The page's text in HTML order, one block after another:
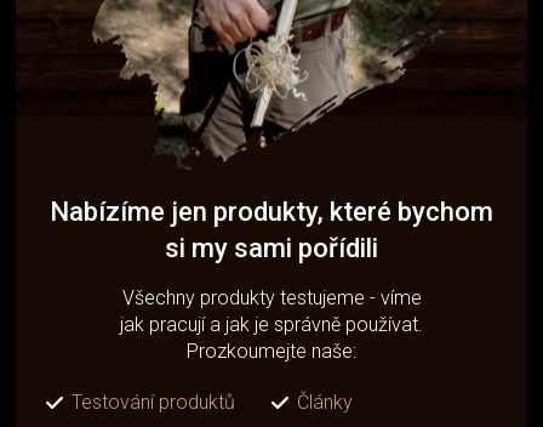
Nabízíme jen produkty, které bychom
si my sami pořídili
Všechny produkty testujeme - víme
jak pracují a jak je správně používat.
Prozkoumejte naše:
Testování produktů
Články